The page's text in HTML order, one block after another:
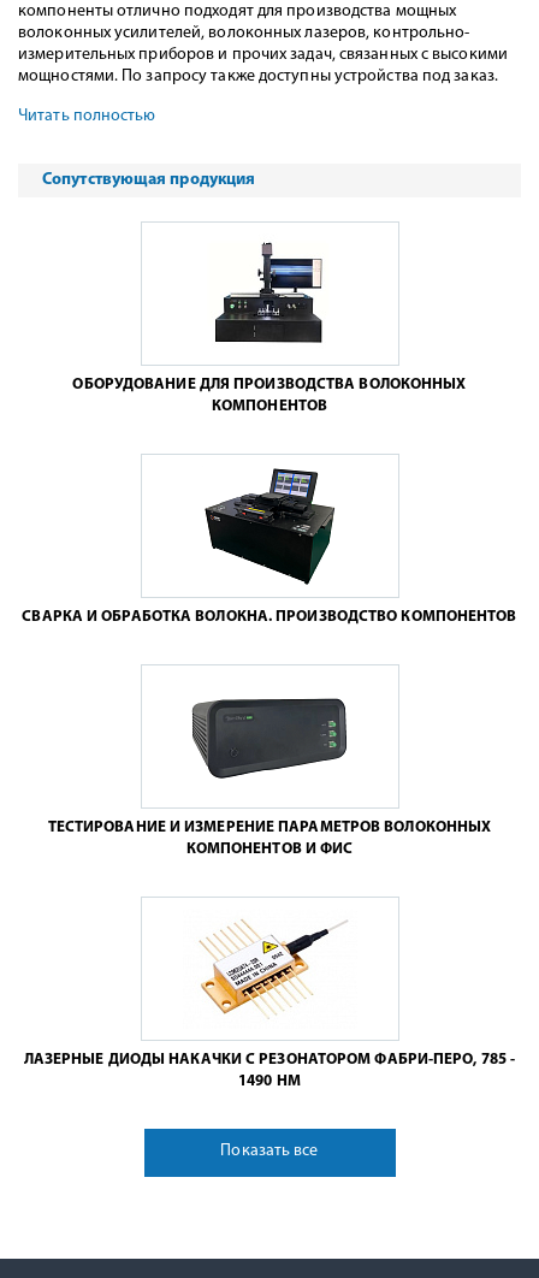
компоненты отлично подходят для производства мощных
волоконных усилителей, волоконных лазеров, контрольно-
измерительных приборов и прочих задач, связанных с высокими
мощностями. По запросу также доступны устройства под заказ.
Читать полностью
Сопутствующая продукция
ОБОРУДОВАНИЕ ДЛЯ ПРОИЗВОДСТВА ВОЛОКОННЫХ
КОМПОНЕНТОВ
СВАРКА И ОБРАБОТКА ВОЛОКНА. ПРОИЗВОДСТВО КОМПОНЕНТОВ
ТЕСТИРОВАНИЕ И ИЗМЕРЕНИЕ ПАРАМЕТРОВ ВОЛОКОННЫХ
КОМПОНЕНТОВ И ФИС
ЛАЗЕРНЫЕ ДИОДЫ НАКАЧКИ С РЕЗОНАТОРОМ ФАБРИ-ПЕРО, 785 -
1490 НМ
Показать все